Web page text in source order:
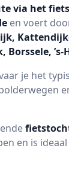
via het
en voert
Borssele, ’s-
je het
en is